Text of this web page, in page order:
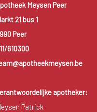
Meysen Peer
21 bus 1
Peer
610300
apotheker:
Patrick